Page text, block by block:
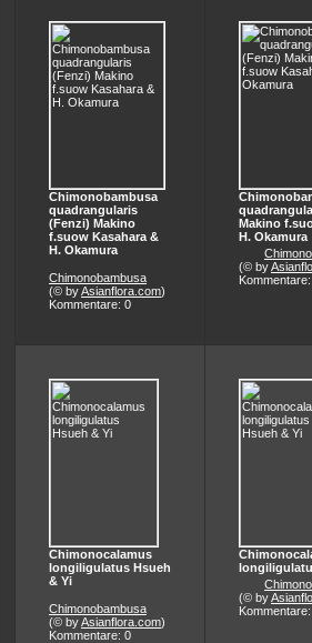
Chimonobambusa
quadrangularis
(Fenzi) Makino
f.suow Kasahara &
H. Okamura
Chimonobambusa
(© byAsianflora.com)
Kommentare: 0
Makino
H. Okamura
(© by
Chimonocalamus
longiligulatus Hsueh
& Yi
Chimonobambusa
(© byAsianflora.com)
Kommentare: 0
(© by